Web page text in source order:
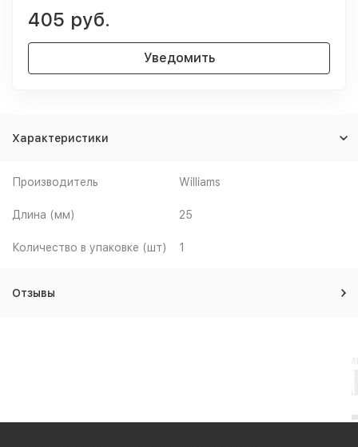
405 руб.
Уведомить
Характеристики
Производитель Williams
Длина (мм) 25
Количество в упаковке (шт) 1
Отзывы